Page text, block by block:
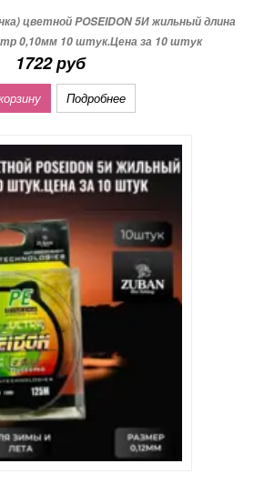
цветной POSEIDON 5И жильный длина
0,10мм 10 штук.Цена за 10 штук
1722 руб
Подробнее